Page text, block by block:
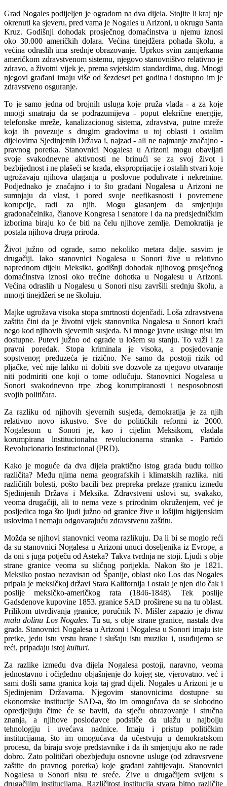
Grad Nogales podijeljen je ogradom na dva dijela. Stojite li kraj nje
okrenuti ka sjeveru, pred vama je Nogales u Arizoni, u okrugu Santa
Kruz. Godišnji dohodak prosječnog domaćinstva u njemu iznosi
oko 30.000 američkih dolara. Većina tinejdžera pohađa školu, a
većina odraslih ima srednje obrazovanje. Uprkos svim zamjerkama
američkom zdravstvenom sistemu, njegovo stanovništvo relativno je
zdravo, a životni vijek je, prema svjetskim standardima, dug. Mnogi
njegovi građani imaju više od šezdeset pet godina i dostupno im je
zdravstveno osguranje.
To je samo jedna od brojnih usluga koje pruža vlada - a za koje
mnogi smatraju da se podrazumijeva - poput elekrične energije,
telefonske mreže, kanalizacionog sistema, zdravstva, putne mreže
koja ih povezuje s drugim gradovima u toj oblasti i ostalim
dijelovima Sjedinjenih Država i, najzad - ali ne najmanje značajno -
pravnog poretka. Stanovnici Nogalesa u Arizoni mogu obavljati
svoje svakodnevne aktivnosti ne brinući se za svoj život i
bezbijednost i ne plašeći se krađa, eksproprijacije i ostalih stvari koje
ugrožavaju njihova ulaganja u poslovne poduhvate i nekretnine.
Podjednako je značajno i to što građani Nogalesa u Arizoni ne
sumnjaju da vlast, i pored svoje neefikasnosti i povremene
korupcije, radi za njih. Mogu glasanjem da smjenjuju
gradonačelnika, članove Kongresa i senatore i da na predsjedničkim
izborima biraju ko će biti na čelu njihove zemlje. Demokratija je
postala njihova druga priroda.
Život južno od ograde, samo nekoliko metara dalje. sasvim je
drugačiji. Iako stanovnici Nogalesa u Sonori žive u relativno
naprednom dijelu Meksika, godišnji dohodak njihovog prosječnog
domaćinstva iznosi oko trećine dohotka u Nogalesu u Arizoni.
Većina odraslih u Nogalesu u Sonori nisu završili srednju školu, a
mnogi tinejdžeri se ne školuju.
Majke ugrožava visoka stopa smrtnosti dojenčadi. Loša zdravstvena
zaštita čini da je životni vijek stanovnika Nogalesa u Sonori kraći
nego kod njihovih sjevernih susjeda. Ni mnoge javne usluge nisu im
dostupne. Putevi južno od ograde u lošem su stanju. To važi i za
pravni poredak. Stopa kriminala je visoka, a posjedovanje
sopstvenog preduzeća je rizično. Ne samo da postoji rizik od
pljačke, već nije lahko ni dobiti sve dozvole za njegovo otvaranje
niti podmiriti one koji o tome odlučuju. Stanovnici Nogalesa u
Sonori svakodnevno trpe zbog korumpiranosti i nesposobnosti
svojih političara.
Za razliku od njihovih sjevernih susjeda, demokratija je za njih
relativno novo iskustvo. Sve do političkih reformi iz 2000.
Nogalesom u Sonori je, kao i cijelim Meksikom, vladala
korumpirana lnstitucionalna revolucionarna stranka - Partido
Revolucionario Institucional (PRD).
Kako je moguće da dva dijela praktično istog grada budu toliko
različita? Među njima nema geografskih i klimatskih razlika. niti
različitih bolesti, pošto bacili bez prepreka prelaze granicu između
Sjedinjenih Država i Meksika. Zdravstveni uslovi su, svakako,
veoma drugačiji, ali to nema veze s prirodnim okruženjem, već je
posljedica toga što ljudi južno od granice žive u lošijim higijenskim
uslovima i nemaju odgovarajuću zdravstvenu zaštitu.
Možda se njihovi stanovnici veoma razlikuju. Da li bi se moglo reći
da su stanovnici Nogalesa u Arizoni unuci doseljenika iz Evrope, a
da oni s juga potječu od Asteka? Takva tvrdnja ne stoji. Ljudi s obje
strane granice veoma su sličnog porijekla. Nakon što je 1821.
Meksiko postao nezavisan od Španije, oblast oko Los das Nogales
pripala je meksičkoj državi Stara Kalifornija i ostala je njen dio čak i
poslije meksičko-američkog rata (1846-1848). Tek poslije
Gadsdenove kupovine 1853. granice SAD proširene su na tu oblast.
Prilikom utvrđivanja granice, poručnik N. Mišler zapazio je divnu
malu dolinu Los Nogales. Tu su, s obje strane granice, nastala dva
grada. Stanovnici Nogalesa u Arizoni i Nogalesa u Sonori imaju iste
pretke, jedu istu vrstu hrane i slušaju istu muziku i, usuđujemo se
reći, pripadaju istoj kulturi.
Za razlike između dva dijela Nogalesa postoji, naravno, veoma
jednostavno i očigledno objašnjenje do kojeg ste, vjerovatno. već i
sami došli sama granica koja taj grad dijeli. Nogales u Arizoni je u
Sjedinjenim Državama. Njegovim stanovnicima dostupne su
ekonomske institucije SAD-a, što im omogućava da se slobodno
opredjeljuju čime će se baviti, da stječu obrazovanje i stručna
znanja, a njihove poslodavce podstiče da ulažu u najbolju
tehnologiju i uvećava nadnice. Imaju i pristup političkim
institucijama, što im omogućava da učestvuju u demokratskom
procesu, da biraju svoje predstavnike i da ih smjenjuju ako ne rade
dobro. Zato političari obezbjeđuju osnovne usluge (od zdravsrvene
zaštite do pravnog poretka) koje građani zahtijevaju. Stanovnici
Nogalesa u Sonori nisu te sreće. Žive u drugačijem svijetu s
drugačijim institucijama. Različitost institucija stvara bitno različite